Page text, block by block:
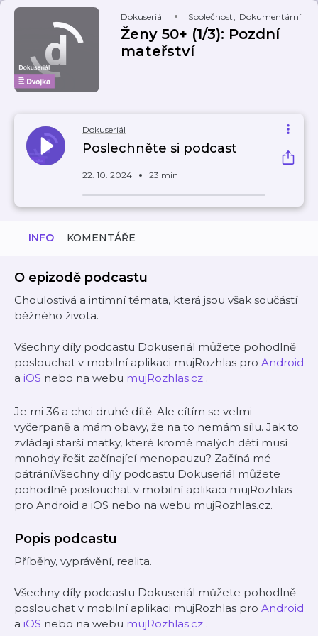
Dokuseriál Společnost, Dokumentární
Ženy 50+ (1/3): Pozdní
mateřství
Dokuseriál
Poslechněte si podcast
22. 10. 2024 23 min
INFO KOMENTÁŘE
O epizodě podcastu
Choulostivá a intimní témata, která jsou však součástí
běžného života.
Všechny díly podcastu Dokuseriál můžete pohodlně
poslouchat v mobilní aplikaci mujRozhlas pro Android
a iOS nebo na webu mujRozhlas.cz .
Je mi 36 a chci druhé dítě. Ale cítím se velmi
vyčerpaně a mám obavy, že na to nemám sílu. Jak to
zvládají starší matky, které kromě malých dětí musí
mnohdy řešit začínající menopauzu? Začíná mé
pátrání.Všechny díly podcastu Dokuseriál můžete
pohodlně poslouchat v mobilní aplikaci mujRozhlas
pro Android a iOS nebo na webu mujRozhlas.cz.
Popis podcastu
Příběhy, vyprávění, realita.
Všechny díly podcastu Dokuseriál můžete pohodlně
poslouchat v mobilní aplikaci mujRozhlas pro Android
a iOS nebo na webu mujRozhlas.cz .